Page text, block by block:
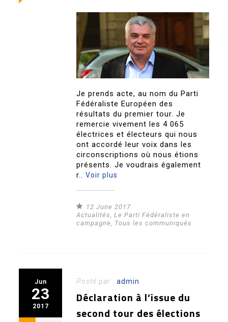
Je prends acte, au nom du Parti
Fédéraliste Européen des
résultats du premier tour. Je
remercie vivement les 4 065
électrices et électeurs qui nous
ont accordé leur voix dans les
circonscriptions où nous étions
présents. Je voudrais également
r..Voir plus
12 June 2017
Actualités,Le Parti Fédéraliste en
campagne, Tous les communiqués
Jun
23
2017
Posté par :admin
Déclaration à l’issue du
second tour des élections